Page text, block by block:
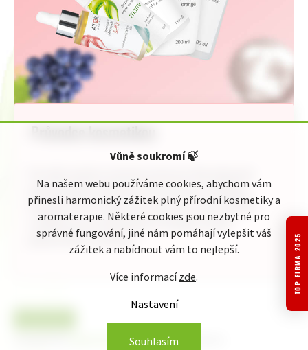
Vůně soukromí🍃
Na našem webu používáme cookies, abychom vám
přinesli harmonický zážitek plný přírodní kosmetiky a
aromaterapie. Některé cookies jsou nezbytné pro
správné fungování, jiné nám pomáhají vylepšit váš
zážitek a nabídnout vám to nejlepší.
Více informacízde.
Nastavení
Souhlasím
jednoduchého průvodce kosmetickou nabídkou
Original ATOK. Naleznete zde celou naši nabídku
rozdělenou do přehledných kategorií podle
jednotlivého zaměření:
TOP FIRMA 2025
. Všechna práva vyhrazena.